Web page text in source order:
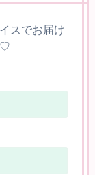
スでお届け
♡